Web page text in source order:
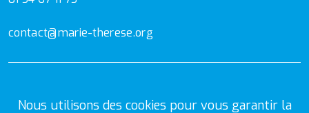
Nous utilisons des cookies pour vous garantir la
contact@marie-therese.org
Mentions Légales Politique de confidentialité